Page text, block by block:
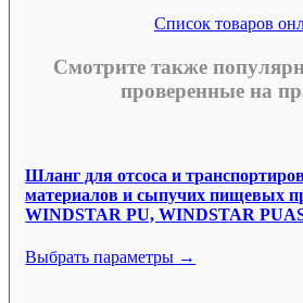
Список товаров
Смотрите также
проверенные на
Шланг для отсоса и
материалов и сыпучих пищевых
WINDSTAR PU, WINDSTAR
Выбрать параметры →